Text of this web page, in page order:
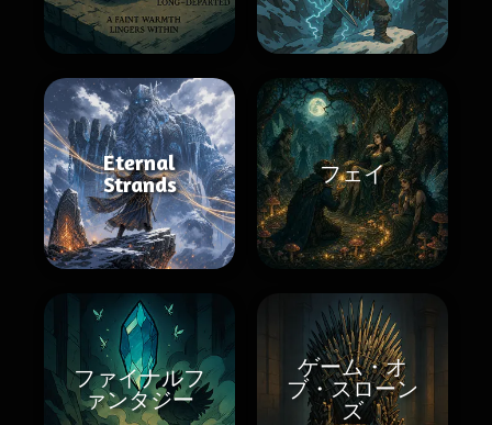
Eternal
Strands
フェイ
ファイナルフ
ァンタジー
ゲーム・オ
ブ・スローン
ズ